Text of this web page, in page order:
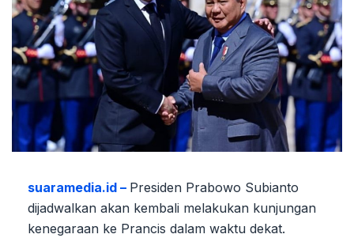
suaramedia.id – Presiden Prabowo Subianto
dijadwalkan akan kembali melakukan kunjungan
kenegaraan ke Prancis dalam waktu dekat.